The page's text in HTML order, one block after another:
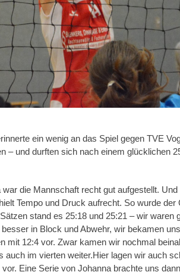
ein wenig an das Spiel gegen TVE
– und durften sich nach einem glücklichen
die Mannschaft recht gut aufgestellt.
Tempo und Druck aufrecht. So wurde der
stand es 25:18 und 25:21 – wir waren
in Block und Abwehr, wir bekamen
mit 12:4 vor. Zwar kamen wir nochmal
im vierten weiter.Hier lagen wir auch
Eine Serie von Johanna brachte uns